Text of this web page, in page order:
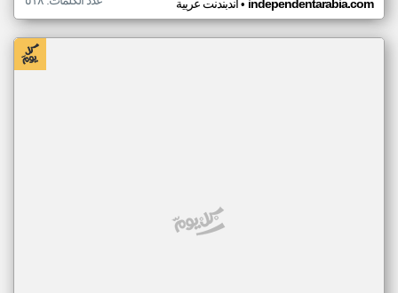
اندبندنت عربية• independentarabia.com